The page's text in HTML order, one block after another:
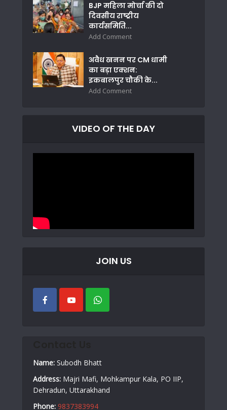
BJP महिला मोर्चा की दो
दिवसीय राष्ट्रीय
कार्यसमिति...
Add Comment
अवैध खनन पर CM धामी
का बड़ा एक्शन:
इकबालपुर चौकी के...
Add Comment
VIDEO OF THE DAY
JOIN US
Name: Subodh Bhatt
Address: Majri Mafi, Mohkampur Kala, PO IIP,
Dehradun, Uttarakhand
Phone: 9837383994